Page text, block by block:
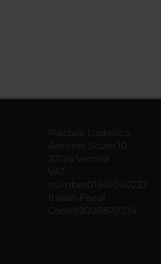
Piazzale Ludovico
Antonio Scuro 10
37124 Verona
VAT
number01541040232
Italian Fiscal
Code93009870234